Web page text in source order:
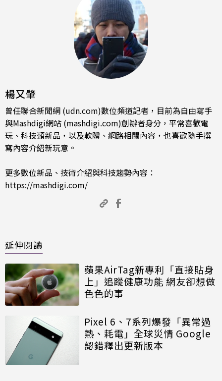
楊又肇
曾任聯合新聞網 (udn.com)數位頻道記者，目前為自由寫手
與Mashdigi網站 (mashdigi.com)創辦者身分，平常喜歡電
玩、科技類新品，以及軟體、網路相關內容，也喜歡隨手撰
寫內容介紹新玩意。
更多數位新品、技術介紹與科技趨勢內容：
https://mashdigi.com/
延伸閱讀
蘋果AirTag新專利「直接貼身
上」追蹤健康功能 網友卻想做
色色的事
Pixel 6、7系列爆發「異常過
熱、耗電」全球災情 Google
認錯釋出更新版本